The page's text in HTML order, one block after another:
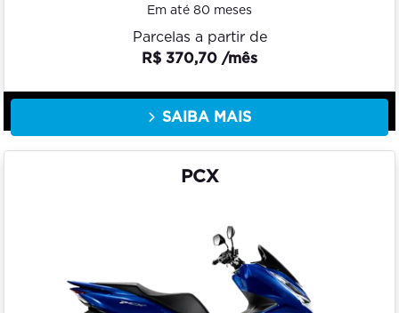
Em até 80 meses
Parcelas a partir de
R$ 370,70 /mês
SAIBA MAIS
PCX